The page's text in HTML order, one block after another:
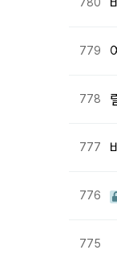
779
778
777
776
775